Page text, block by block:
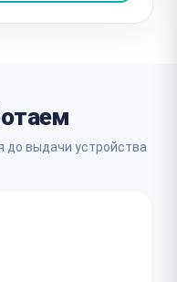
до выдачи устройства